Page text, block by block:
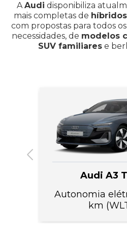
AAudi disponibiliza
mais completas de
com propostas para todos
necessidades, de modelos
SUV familiarese
Audi A3
Autonomia
km